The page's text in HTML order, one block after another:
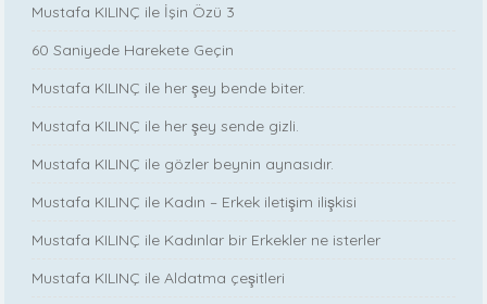
Mustafa KILINÇ ile İşin Özü 3
60 Saniyede Harekete Geçin
Mustafa KILINÇ ile her şey bende biter.
Mustafa KILINÇ ile her şey sende gizli.
Mustafa KILINÇ ile gözler beynin aynasıdır.
Mustafa KILINÇ ile Kadın – Erkek iletişim ilişkisi
Mustafa KILINÇ ile Kadınlar bir Erkekler ne isterler
Mustafa KILINÇ ile Aldatma çeşitleri